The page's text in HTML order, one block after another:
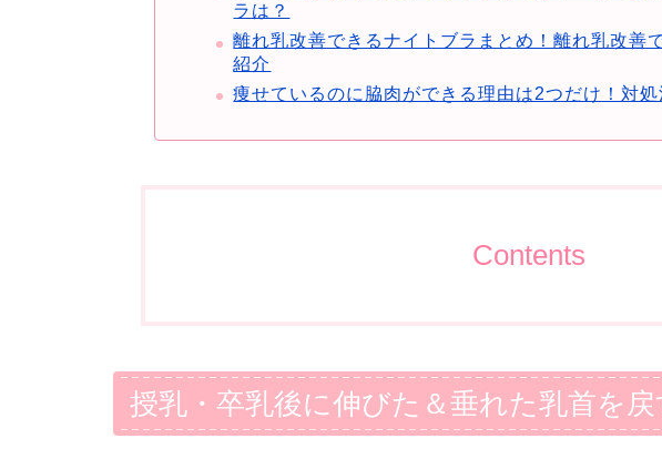
ラは？
離れ乳改善できるナイトブラまとめ！離れ乳改善
紹介
痩せているのに脇肉ができる理由は2つだけ！対処
Contents
授乳・卒乳後に伸びた＆垂れた乳首を